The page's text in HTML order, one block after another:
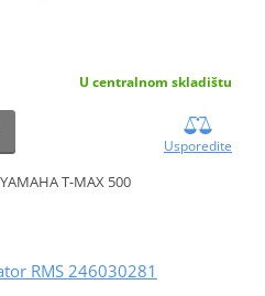
U centralnom skladištu
Usporedite
T-MAX 500
RMS 246030281